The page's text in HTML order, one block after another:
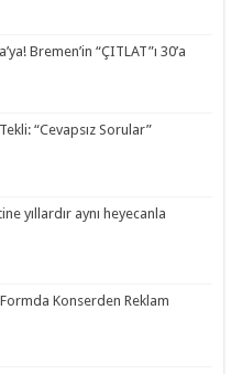
Bremen’in “ÇITLAT”ı 30’a
“Cevapsız Sorular”
yıllardır aynı heyecanla
Konserden Reklam